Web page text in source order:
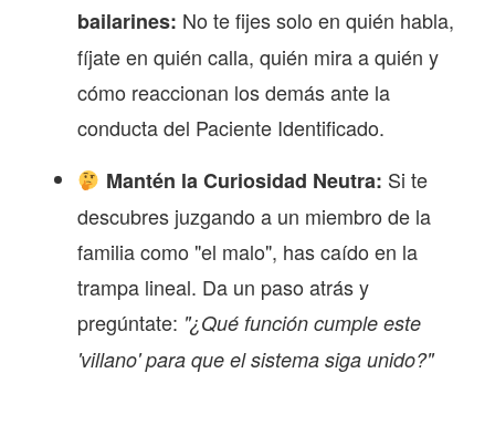
bailarines: No te fijes solo en quién habla,
fíjate en quién calla, quién mira a quién y
cómo reaccionan los demás ante la
conducta del Paciente Identificado.
Mantén la Curiosidad Neutra: Si te
descubres juzgando a un miembro de la
familia como "el malo", has caído en la
trampa lineal. Da un paso atrás y
pregúntate: "¿Qué función cumple este
'villano' para que el sistema siga unido?"